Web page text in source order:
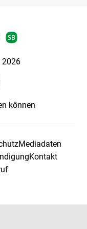
2026
können
Mediadaten
Kontakt